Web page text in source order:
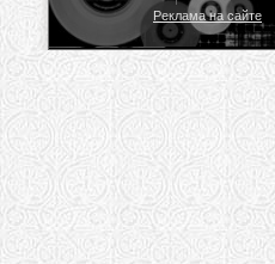
Реклама на сайте